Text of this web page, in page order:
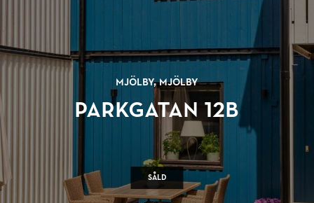
Mjölby, Mjölby
Parkgatan 12B
Såld